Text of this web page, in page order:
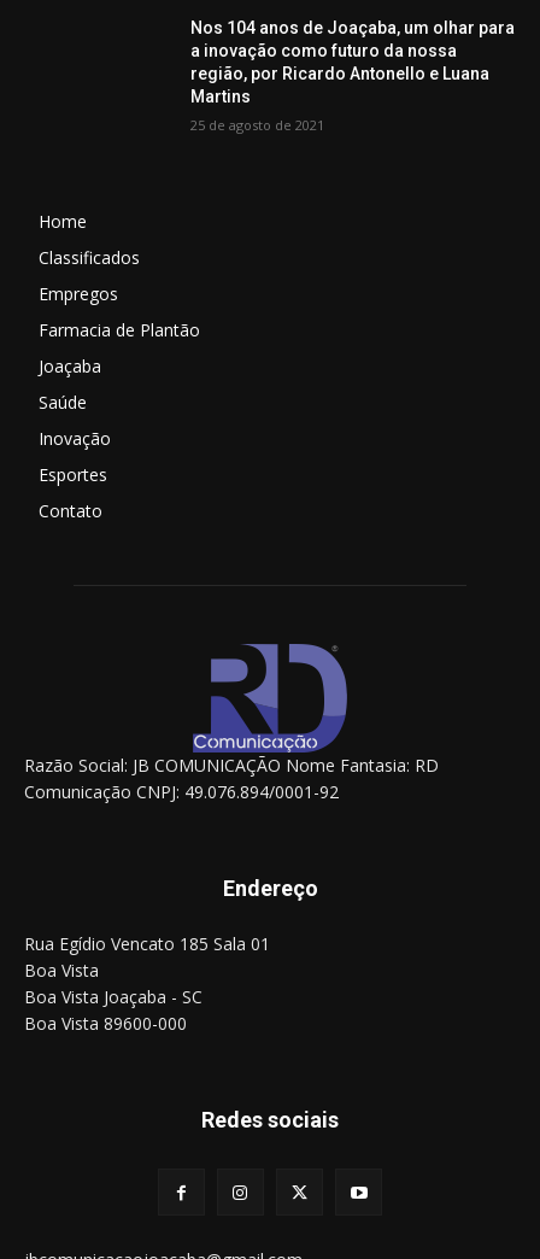
Nos 104 anos de Joaçaba, um olhar para
a inovação como futuro da nossa
região, por Ricardo Antonello e Luana
Martins
25 de agosto de 2021
Home
Classificados
Empregos
Farmacia de Plantão
Joaçaba
Saúde
Inovação
Esportes
Contato
Razão Social: JB COMUNICAÇÃO Nome Fantasia: RD
Comunicação CNPJ: 49.076.894/0001-92
Endereço
Rua Egídio Vencato 185 Sala 01
Boa Vista
Boa Vista Joaçaba - SC
Boa Vista 89600-000
Redes sociais